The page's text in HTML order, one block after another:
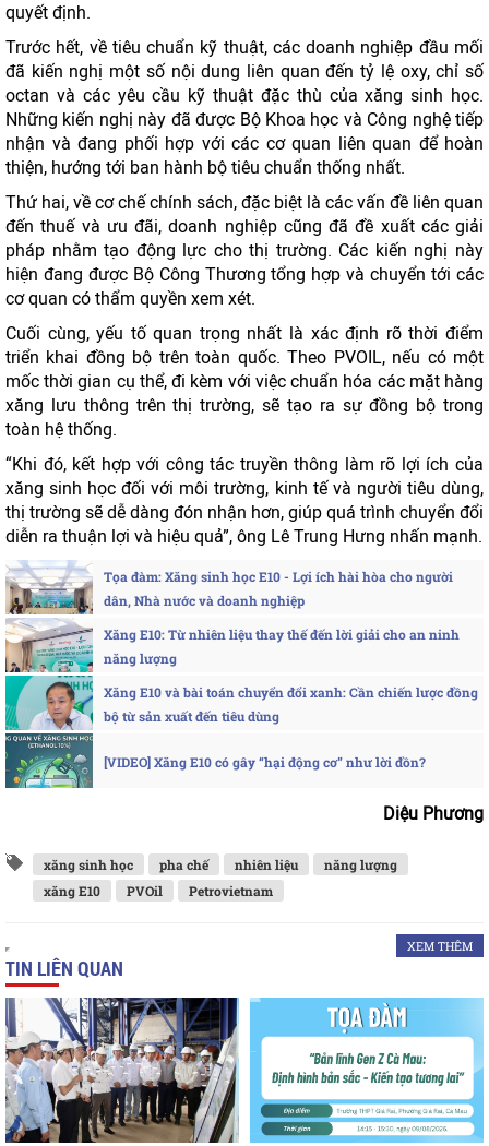
quyết định.
Trước hết, về tiêu chuẩn kỹ thuật, các doanh nghiệp đầu mối
đã kiến nghị một số nội dung liên quan đến tỷ lệ oxy, chỉ số
octan và các yêu cầu kỹ thuật đặc thù của xăng sinh học.
Những kiến nghị này đã được Bộ Khoa học và Công nghệ tiếp
nhận và đang phối hợp với các cơ quan liên quan để hoàn
thiện, hướng tới ban hành bộ tiêu chuẩn thống nhất.
Thứ hai, về cơ chế chính sách, đặc biệt là các vấn đề liên quan
đến thuế và ưu đãi, doanh nghiệp cũng đã đề xuất các giải
pháp nhằm tạo động lực cho thị trường. Các kiến nghị này
hiện đang được Bộ Công Thương tổng hợp và chuyển tới các
cơ quan có thẩm quyền xem xét.
Cuối cùng, yếu tố quan trọng nhất là xác định rõ thời điểm
triển khai đồng bộ trên toàn quốc. Theo PVOIL, nếu có một
mốc thời gian cụ thể, đi kèm với việc chuẩn hóa các mặt hàng
xăng lưu thông trên thị trường, sẽ tạo ra sự đồng bộ trong
toàn hệ thống.
“Khi đó, kết hợp với công tác truyền thông làm rõ lợi ích của
xăng sinh học đối với môi trường, kinh tế và người tiêu dùng,
thị trường sẽ dễ dàng đón nhận hơn, giúp quá trình chuyển đổi
diễn ra thuận lợi và hiệu quả”, ông Lê Trung Hưng nhấn mạnh.
Tọa đàm: Xăng sinh học E10 - Lợi ích hài hòa cho người
dân, Nhà nước và doanh nghiệp
Xăng E10: Từ nhiên liệu thay thế đến lời giải cho an ninh
năng lượng
Xăng E10 và bài toán chuyển đổi xanh: Cần chiến lược đồng
bộ từ sản xuất đến tiêu dùng
[VIDEO] Xăng E10 có gây “hại động cơ” như lời đồn?
Diệu Phương
xăng sinh học pha chế nhiên liệu
năng lượng
xăng E10
PVOil Petrovietnam
XEM THÊM
TIN LIÊN QUAN